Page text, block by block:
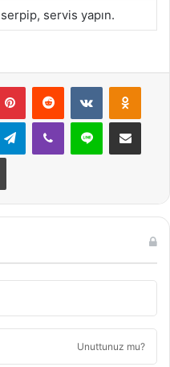
servis yapın.
PinterestReddit VKontakte
TelegramViber Line E-Posta ile
Yazdır
Unuttunuz mu?